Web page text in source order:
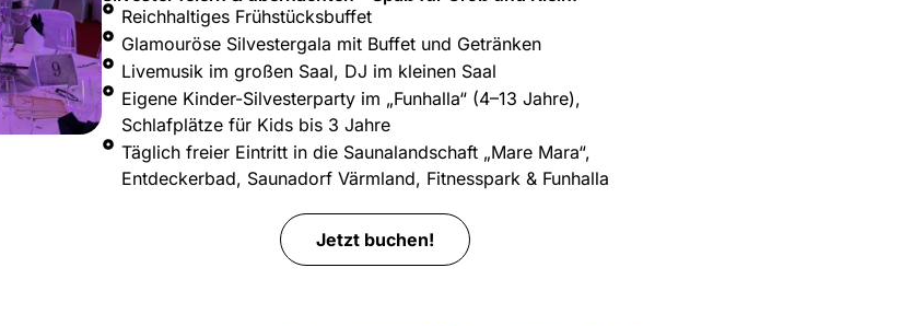
Reichhaltiges Frühstücksbuffet
Glamouröse Silvestergala mit Buffet und Getränken
Livemusik im großen Saal, DJ im kleinen Saal
Eigene Kinder-Silvesterparty im „Funhalla“ (4–13 Jahre),
Schlafplätze für Kids bis 3 Jahre
Täglich freier Eintritt in die Saunalandschaft „Mare Mara“,
Entdeckerbad, Saunadorf Värmland, Fitnesspark & Funhalla
Jetzt buchen!